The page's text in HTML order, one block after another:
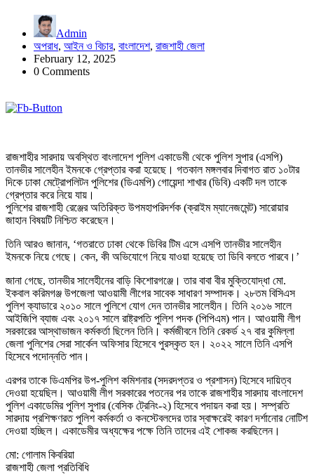
Admin
অপরাধ, আইন ও বিচার, বাংলাদেশ, রাজশাহী জেলা
February 12, 2025
0 Comments
রাজশাহীর সারদায় অবস্থিত বাংলাদেশ পুলিশ একাডেমী থেকে পুলিশ সুপার (এসপি)
তানভীর সালেহীন ইমনকে গ্রেপ্তার করা হয়েছে। গতকাল মঙ্গলবার দিবাগত রাত ১০টার
দিকে ঢাকা মেট্রোপলিটন পুলিশের (ডিএমপি) গোয়েন্দা শাখার (ডিবি) একটি দল তাকে
গ্রেপ্তার করে নিয়ে যায়।
পুলিশের রাজশাহী রেঞ্জের অতিরিক্ত উপমহাপরিদর্শক (ক্রাইম ম্যানেজমেন্ট) সারোয়ার
জাহান বিষয়টি নিশ্চিত করেছেন।
তিনি আরও জানান, ‘গতরাতে ঢাকা থেকে ডিবির টিম এসে এসপি তানভীর সালেহীন
ইমনকে নিয়ে গেছে। কেন, কী অভিযোগে নিয়ে যাওয়া হয়েছে তা ডিবি বলতে পারবে।’
জানা গেছে, তানভীর সালেহীনের বাড়ি কিশোরগঞ্জে। তার বাবা বীর মুক্তিযোদ্ধা মো.
ইকবাল করিমগঞ্জ উপজেলা আওয়ামী লীগের সাবেক সাধারণ সম্পাদক। ২৮তম বিসিএস
পুলিশ ক্যাডারে ২০১০ সালে পুলিশে যোগ দেন তানভীর সালেহীন। তিনি ২০১৬ সালে
আইজিপি ব্যাজ এবং ২০১৭ সালে রাষ্ট্রপতি পুলিশ পদক (পিপিএম) পান। আওয়ামী লীগ
সরকারের আস্থাভাজন কর্মকর্তা ছিলেন তিনি। কর্মজীবনে তিনি রেকর্ড ২৭ বার কুমিল্লা
জেলা পুলিশের সেরা সার্কেল অফিসার হিসেবে পুরস্কৃত হন। ২০২২ সালে তিনি এসপি
হিসেবে পদোন্নতি পান।
এরপর তাকে ডিএমপির উপ-পুলিশ কমিশনার (সদরদপ্তর ও প্রশাসন) হিসেবে দায়িত্ব
দেওয়া হয়েছিল। আওয়ামী লীগ সরকারের পতনের পর তাকে রাজশাহীর সারদায় বাংলাদেশ
পুলিশ একাডেমির পুলিশ সুপার (বেসিক ট্রেনিং-২) হিসেবে পদায়ন করা হয়। সম্প্রতি
সারদায় প্রশিক্ষণরত পুলিশ কর্মকর্তা ও কনস্টেবলদের তার স্বাক্ষরেই কারণ দর্শানোর নোটিশ
দেওয়া হচ্ছিল। একাডেমীর অধ্যক্ষের পক্ষে তিনি তাদের এই শোকজ করছিলেন।
মো: গোলাম কিবরিয়া
রাজশাহী জেলা প্রতিবিধি